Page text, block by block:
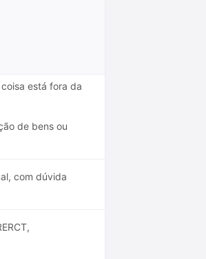
está fora da
de bens ou
com dúvida